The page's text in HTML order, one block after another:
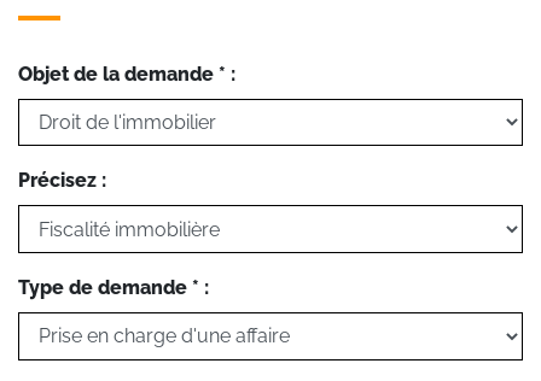
Objet de la demande * :
Précisez :
Type de demande * :